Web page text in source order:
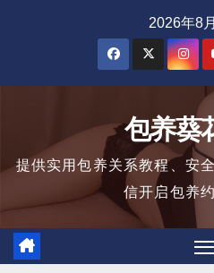
2026年8
包养葵
提供实用包养关系教程、安
信开启包养